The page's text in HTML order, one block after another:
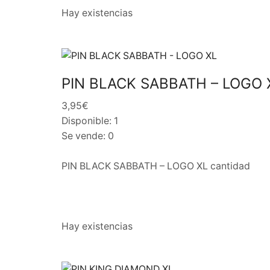
Hay existencias
PIN BLACK SABBATH – LOGO
3,95€
Disponible: 1
Se vende: 0
PIN BLACK SABBATH – LOGO XL cantidad
Hay existencias